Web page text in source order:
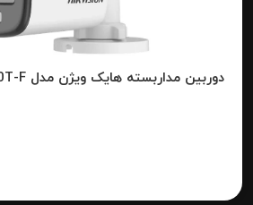
دوربین مداربسته هایک ویژن مدل DS-2CE10DF0T-F